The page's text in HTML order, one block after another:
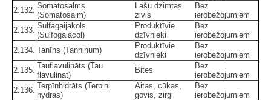
2.132. Somatosalms
(Somatosalm)
Lašu dzimtas
zivis
Bez
ierobežojumiem
2.133. Sulfagaijakols
(Sulfogaiacol)
Produktīvie
dzīvnieki
Bez
ierobežojumiem
2.134. Tanīns (Tanninum)
Produktīvie
dzīvnieki
Bez
ierobežojumiem
2.135. Tauflavulināts (Tau
flavulinat)
Bites
Bez
ierobežojumiem
2.136. Terpīnhidrāts (Terpini
hydras)
Aitas, cūkas,
govis, zirgi
Bez
ierobežojumiem